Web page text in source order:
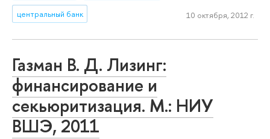
центральный банк 10 октября, 2012 г.
Газман В. Д. Лизинг:
финансирование и
секьюритизация. М.: НИУ
ВШЭ, 2011